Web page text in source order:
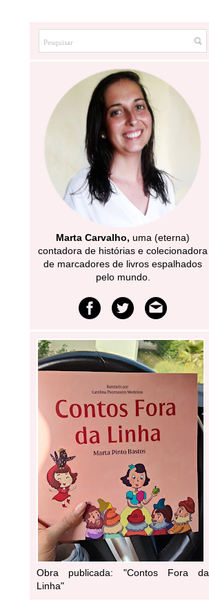
Marta Carvalho, uma (eterna)
contadora de histórias e colecionadora
de marcadores de livros espalhados
pelo mundo.
Obra publicada: "Contos Fora da
Linha"